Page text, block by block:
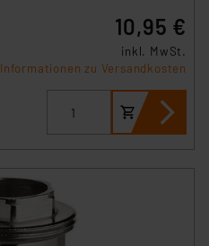
10,95 €
inkl. MwSt.
Informationen zu Versandkosten